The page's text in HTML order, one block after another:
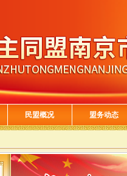
民盟概况 盟务动态